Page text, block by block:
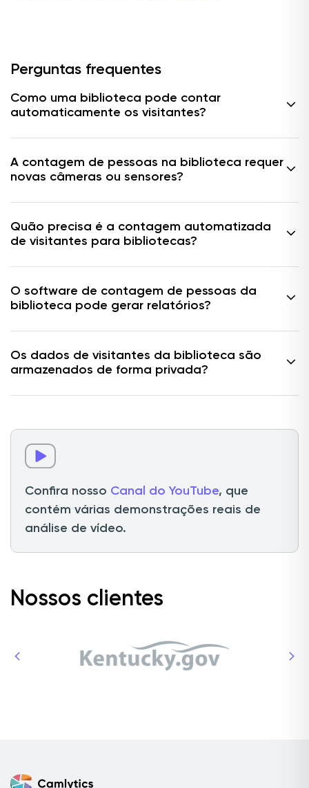
Perguntas frequentes
Como uma biblioteca pode contar
automaticamente os visitantes?
A contagem de pessoas na biblioteca requer
novas câmeras ou sensores?
Quão precisa é a contagem automatizada
de visitantes para bibliotecas?
O software de contagem de pessoas da
biblioteca pode gerar relatórios?
Os dados de visitantes da biblioteca são
armazenados de forma privada?
Confira nosso Canal do YouTube, que
contém várias demonstrações reais de
análise de vídeo.
Nossos clientes